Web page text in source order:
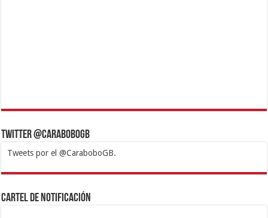
Twitter @CaraboboGB
Tweets por el @CaraboboGB.
1xbetBetturkeyBetistKralbetSupertotobetTipobetMatadorbetMariobet
https://mvbcasino.com/
Cartel de Notificación